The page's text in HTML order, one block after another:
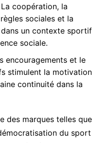
La coopération, la
sociales et la
un contexte sportif
sociale.
encouragements et le
stimulent la motivation
continuité dans la
des marques telles que
du sport